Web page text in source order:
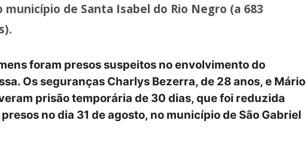
município de Santa Isabel do Rio Negro (a 683
foram presos suspeitos no envolvimento do
Os seguranças Charlys Bezerra, de 28 anos, e Mário
prisão temporária de 30 dias, que foi reduzida
no dia 31 de agosto, no município de São Gabriel